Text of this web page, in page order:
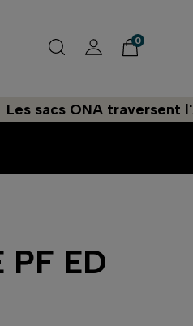
0
ONA traversent
ED